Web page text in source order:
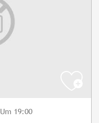
Um 19:00